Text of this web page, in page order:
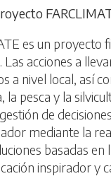
es un proyecto
Las acciones a
a nivel local, así
la pesca y la
de
mediante la
basadas
inspirador y